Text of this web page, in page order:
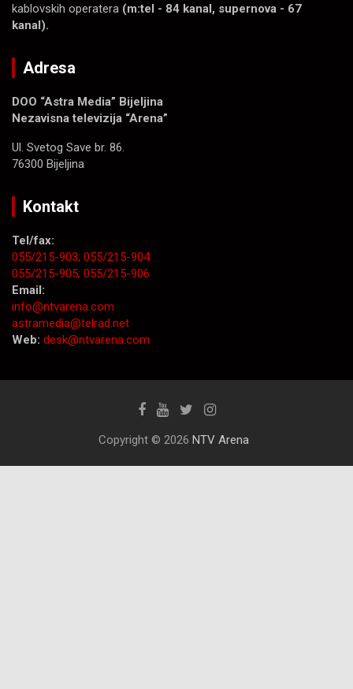
kablovskih operatera (m:tel - 84 kanal, supernova - 67
kanal).
Adresa
DOO “Astra Media” Bijeljina
Nezavisna televizija “Arena”
Ul. Svetog Save br. 86.
76300 Bijeljina
Kontakt
Tel/fax:
055/215-903; 055/215-904
055/215-905; 055/215-906
Email:
info@ntvarena.com
astramedia@telrad.net
Web: desk@ntvarena.com
Copyright © 2026 NTV Arena